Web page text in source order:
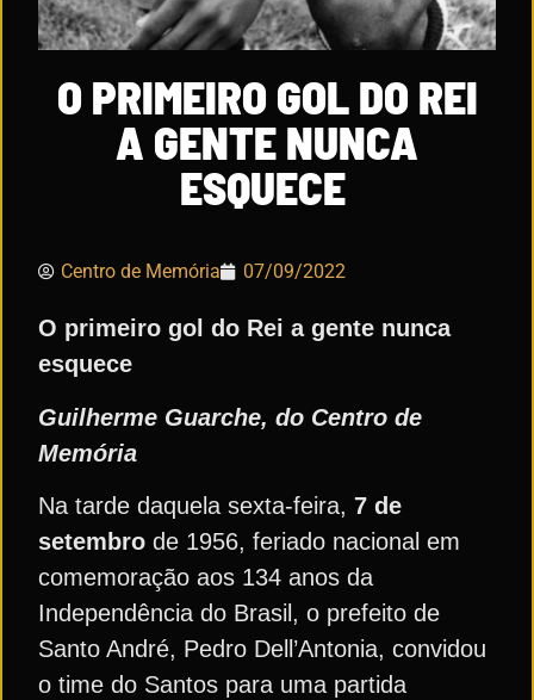
O PRIMEIRO GOL DO REI
A GENTE NUNCA
ESQUECE
Centro de Memória 07/09/2022
O primeiro gol do Rei a gente nunca
esquece
Guilherme Guarche, do Centro de
Memória
Na tarde daquela sexta-feira, 7 de
setembro de 1956, feriado nacional em
comemoração aos 134 anos da
Independência do Brasil, o prefeito de
Santo André, Pedro Dell’Antonia, convidou
o time do Santos para uma partida